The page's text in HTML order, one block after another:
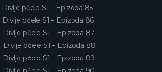
Divlje pčele S1 – Epizoda 85
Divlje pčele S1 – Epizoda 86
Divlje pčele S1 – Epizoda 87
Divlje pčele S1 – Epizoda 88
Divlje pčele S1 – Epizoda 89